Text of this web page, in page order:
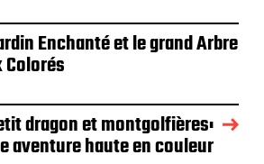
Enchanté et le grand Arbre
Colorés
dragon et montgolfières:
aventure haute en couleur